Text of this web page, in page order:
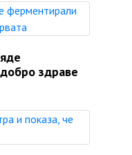
здраве